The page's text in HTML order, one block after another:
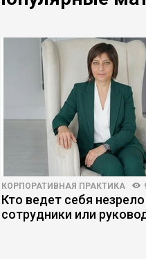
КОРПОРАТИВНАЯ ПРАКТИКА
Кто ведет себя
сотрудники или